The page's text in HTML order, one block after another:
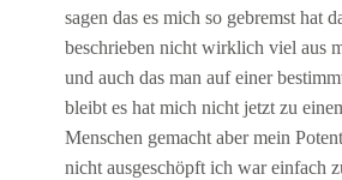
sagen das es mich so gebremst hat
beschrieben nicht wirklich viel aus
und auch das man auf einer
bleibt es hat mich nicht jetzt zu
Menschen gemacht aber mein
nicht ausgeschöpft ich war einfach